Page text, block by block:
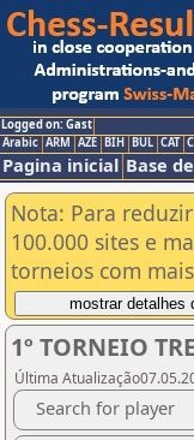
Logged on: Gast
Arabic ARM AZE BIH BUL CAT
Pagina inicial Base
Nota: Para
100.000 sites e
torneios com
1º TORNEIO
Última
Search for player